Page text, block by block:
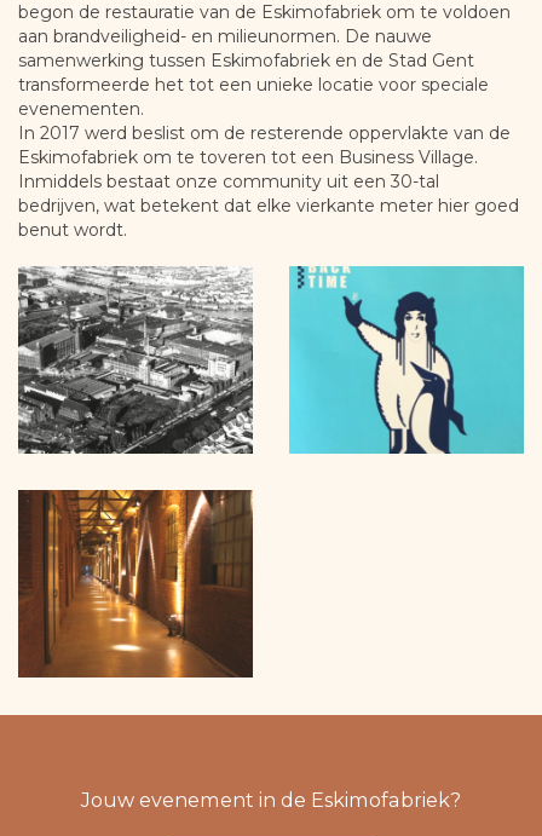
begon de restauratie van de Eskimofabriek om te voldoen
aan brandveiligheid- en milieunormen. De nauwe
samenwerking tussen Eskimofabriek en de Stad Gent
transformeerde het tot een unieke locatie voor speciale
evenementen.
In 2017 werd beslist om de resterende oppervlakte van de
Eskimofabriek om te toveren tot een Business Village.
Inmiddels bestaat onze community uit een 30-tal
bedrijven, wat betekent dat elke vierkante meter hier goed
benut wordt.
Jouw evenement in de Eskimofabriek?